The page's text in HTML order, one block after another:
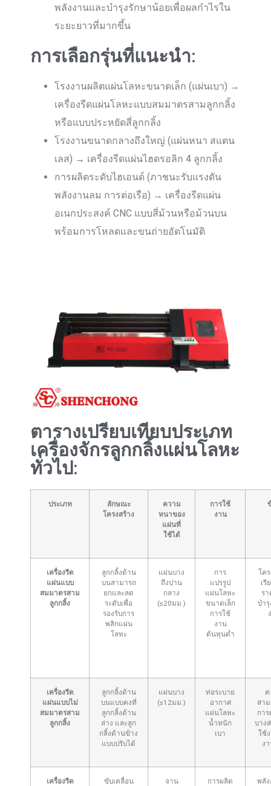
พลังงานและบำรุงรักษาน้อยเพื่อผลกำไรใน
ระยะยาวที่มากขึ้น
การเลือกรุ่นที่แนะนำ:
โรงงานผลิตแผ่นโลหะขนาดเล็ก (แผ่นเบา) →
เครื่องรีดแผ่นโลหะแบบสมมาตรสามลูกกลิ้ง
หรือแบบประหยัดสี่ลูกกลิ้ง
โรงงานขนาดกลางถึงใหญ่ (แผ่นหนา สแตน
เลส) → เครื่องรีดแผ่นไฮดรอลิก 4 ลูกกลิ้ง
การผลิตระดับไฮเอนด์ (ภาชนะรับแรงดัน
พลังงานลม การต่อเรือ) → เครื่องรีดแผ่น
อเนกประสงค์ CNC แบบสี่ม้วนหรือม้วนบน
พร้อมการโหลดและขนถ่ายอัตโนมัติ
ตารางเปรียบเทียบประเภท
เครื่องจักรลูกกลิ้งแผ่นโลหะ
ทั่วไป:
ประเภท
ลักษณะ
โครงสร้าง
ความ
หนาของ
แผ่นที่
ใช้ได้
การใช้
งาน
เครื่องรีด
แผ่นแบบ
สมมาตรสาม
ลูกกลิ้ง
ลูกกลิ้งด้าน
บนสามารถ
ยกและลด
ระดับเพื่อ
รองรับการ
พลิกแผ่น
โลหะ
แผ่นบาง
ถึงปาน
กลาง
(≤20มม.)
การ
แปรรูป
แผ่นโลหะ
ขนาดเล็ก
การใช้
งาน
ต้นทุนต่ำ
โค
เรี
ร
บำ
เครื่องรีด
แผ่นแบบไม่
สมมาตรสาม
ลูกกลิ้ง
ลูกกลิ้งด้าน
บนแบบคงที่
ลูกกลิ้งด้าน
ล่าง และลูก
กลิ้งด้านข้าง
แบบปรับได้
แผ่นบาง
(≤12มม.)
ท่อระบาย
อากาศ
แผ่นโลหะ
น้ำหนัก
เบา
สา
กา
บาง
ใช้
ง
เครื่องรีด
ขับเคลื่อน
จาน
การผลิต
พลั